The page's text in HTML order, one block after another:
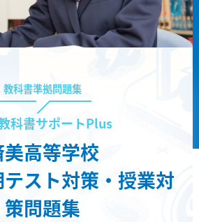
教科書準拠問題集
科書サポートPlus
美高等学校
スト対策・授業対
策問題集